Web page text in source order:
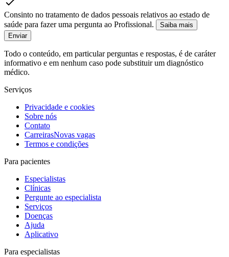
Consinto no tratamento de dados pessoais relativos ao estado de
saúde para fazer uma pergunta ao Profissional.
Saiba mais
Enviar
Todo o conteúdo, em particular perguntas e respostas, é de caráter
informativo e em nenhum caso pode substituir um diagnóstico
médico.
Serviços
Privacidade e cookies
Sobre nós
Contato
CarreirasNovas vagas
Termos e condições
Para pacientes
Especialistas
Clínicas
Pergunte ao especialista
Serviços
Doenças
Ajuda
Aplicativo
Para especialistas